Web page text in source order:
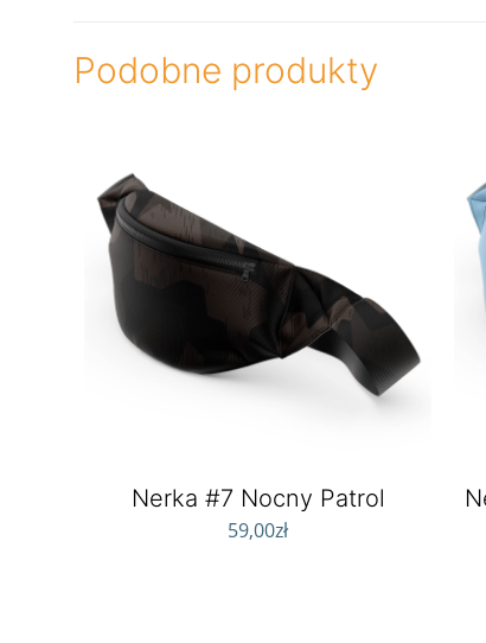
Podobne produkty
Nerka #7 Nocny Patrol
59,00zł